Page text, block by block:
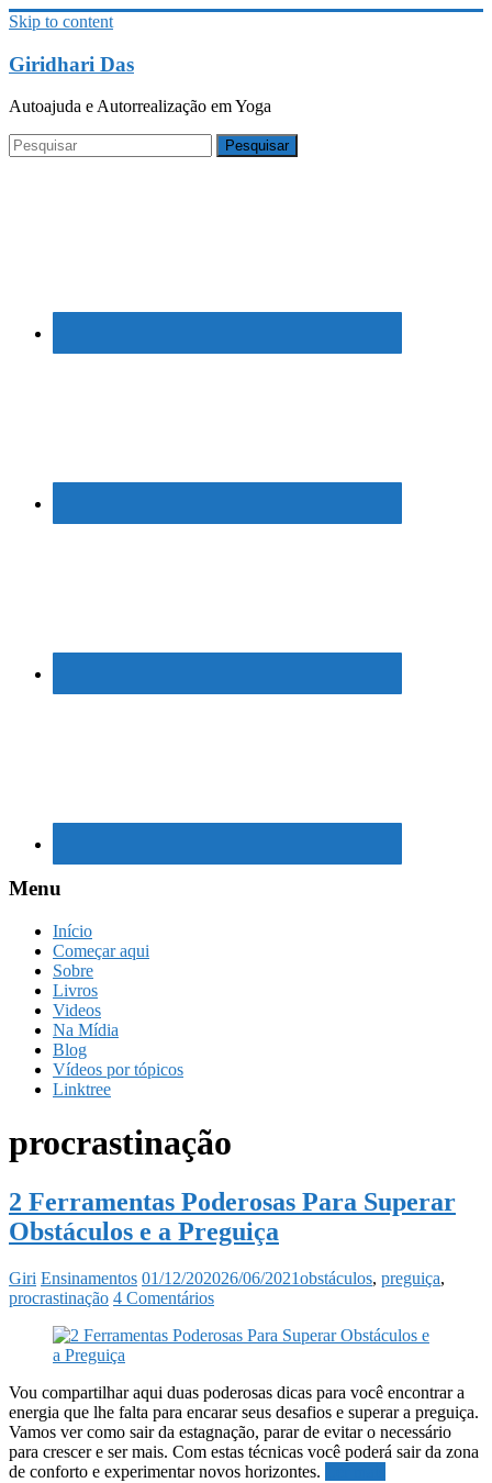
Skip to content
Giridhari Das
Autoajuda e Autorrealização em Yoga
Menu
Início
Começar aqui
Sobre
Livros
Videos
Na Mídia
Blog
Vídeos por tópicos
Linktree
procrastinação
2 Ferramentas Poderosas Para Superar
Obstáculos e a Preguiça
Giri Ensinamentos 01/12/202026/06/2021obstáculos, preguiça,
procrastinação 4 Comentários
Vou compartilhar aqui duas poderosas dicas para você encontrar a
energia que lhe falta para encarar seus desafios e superar a preguiça.
Vamos ver como sair da estagnação, parar de evitar o necessário
para crescer e ser mais. Com estas técnicas você poderá sair da zona
de conforto e experimentar novos horizontes.